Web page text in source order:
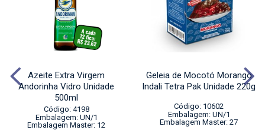
Azeite Extra Virgem
Andorinha Vidro Unidade
500ml
Código: 4198
Embalagem: UN/1
Embalagem Master: 12
Geleia de Mocotó Morango
Indali Tetra Pak Unidade 220g
Código: 10602
Embalagem: UN/1
Embalagem Master: 27